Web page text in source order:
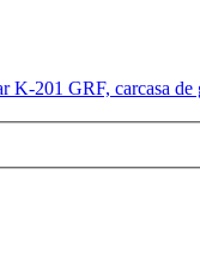
K-201 GRF, carcasa de